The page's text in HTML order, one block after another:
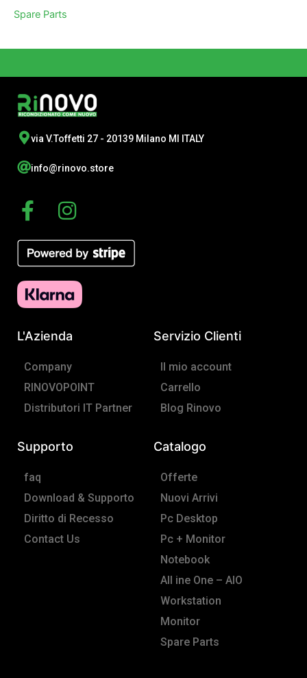
Spare Parts
via V.Toffetti 27 - 20139 Milano MI ITALY
info@rinovo.store
F
a
c
e
b
o
k
-
f
I
n
s
t
a
g
a
m
L'Azienda
Company
RINOVOPOINT
Distributori IT Partner
Servizio Clienti
Il mio account
Carrello
Blog Rinovo
Supporto
faq
Download & Supporto
Diritto di Recesso
Contact Us
Catalogo
Offerte
Nuovi Arrivi
Pc Desktop
Pc + Monitor
Notebook
All ine One – AIO
Workstation
Monitor
Spare Parts